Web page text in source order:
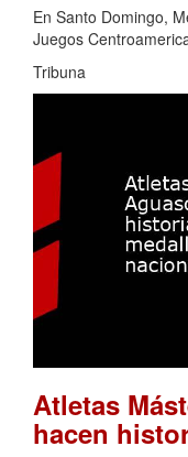
En Santo Domingo,
Juegos
Tribuna
Atletas
hacen